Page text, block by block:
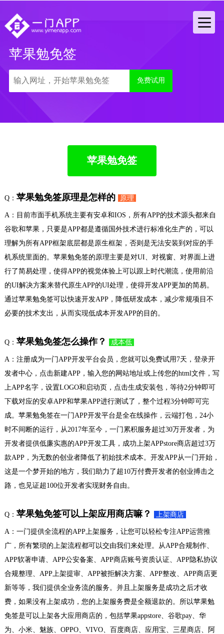
苹果勉免签
免费试用
苹果勉免签
Q： 苹果勉免签原理是怎样的 原理
A：目前市面手机系统主要有安卓和IOS，所有APP的技术源头都来自
谷歌和苹果，只要是APP都是遵循国外技术进行标准化生产的，可以
理解为所有APP框架底层都是原生框架，否则是无法安装到对应的手
机系统里面的。苹果勉免签的原理主要是对UI、对视窗、对界面上进
行了简易处理，使得APP的视觉体验上可以跟上时代潮流，使用前沿
的UI解决方案来替代原生APP的UI处理，使得开发APP更加的简易。
通过苹果勉免签可以快速开发APP，降低研发成本，减少常规项目不
必要的技术支出，从而实现低成本开发APP的目的。
Q： 苹果勉免签怎么操作？ 成本低
A：注册成为一门APP开发平台会员，您就可以免费试用7天，登录开
发者中心，点击新建APP，输入您的网站地址或上传您的html文件，写
上APP名字，设置LOGO和启动页，点击生成安装包，等待2分钟即可
下载对应的安卓APP和苹果APP进行测试了，整个过程3分钟即可完
成。苹果勉免签在一门APP开发平台是全在线操作，云端打包，24小
时不间断的运行，从2017年至今，一门累积服务超过30万开发者，为
开发者提供低廉实惠的APP开发工具，成功上架APPstore商店超过3万
款APP，为无数的创业者降低了初始技术成本。开发APP从一门开始，
这是一个梦开始的地方，我们助力了超10万付费开发者的创业搏击之
路，也见证超100位开发者实现财务自由。
Q： 苹果勉免签可以上架应用商店嘛？ 上架商店
A：一门提供全流程的APP上架服务，让您可以轻松专注APP运营推
广，所有繁琐的上架流程都可以交由我们来处理。从APP合规制作、
APP软著申请、APP公安备案、APP商店账号资质认证、APP隐私协议
合规整理、APP上架提审、APP被拒解决方案、APP整改、APP商店更
新等等，我们提供全业务流的服务。并且上架服务是成功之后才收
费，如果没有上架成功，您的上架服务费是全额退款的。所以苹果勉
免签是可以上架各大应用商店的，包括苹果appstore、谷歌pay、华
为、小米、魅族、OPPO、VIVO、百度商店、应用宝、三星商店、阿